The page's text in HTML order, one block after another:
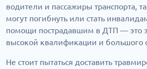
водители и пассажиры транспорта,
могут погибнуть или стать
помощи пострадавшим в ДТП — это
высокой квалификации и большого
Не стоит пытаться доставить